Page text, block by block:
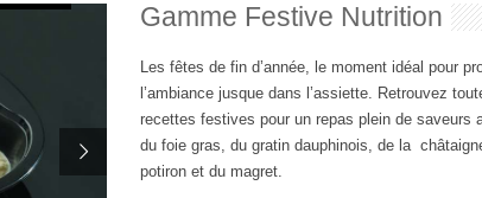
Gamme Festive Nutrition
Les fêtes de fin d’année, le moment idéal pour
l’ambiance jusque dans l’assiette. Retrouvez
recettes festives pour un repas plein de saveurs
du foie gras, du gratin dauphinois, de la
potiron et du magret.